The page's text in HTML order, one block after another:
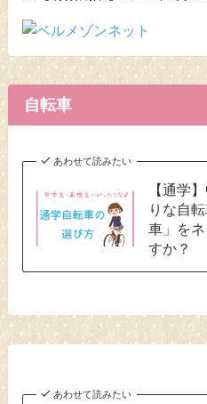
自転車
あわせて読みたい
【通学
りな自
車」を
すか？
あわせて読みたい